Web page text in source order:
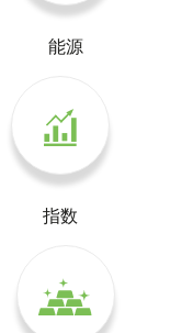
能源
指数